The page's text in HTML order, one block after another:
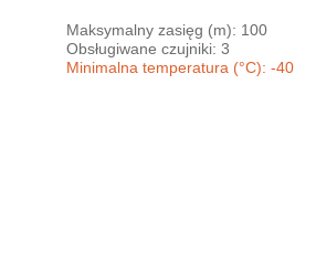
Maksymalny zasięg (m): 100
Obsługiwane czujniki: 3
Minimalna temperatura (°C): -40